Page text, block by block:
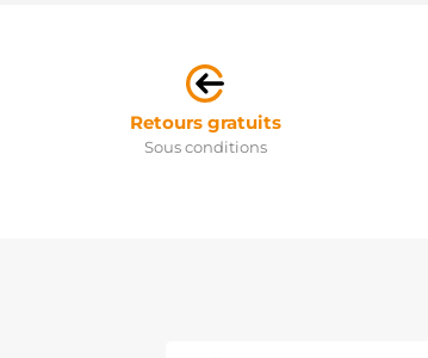
Retours gratuits
Sous conditions